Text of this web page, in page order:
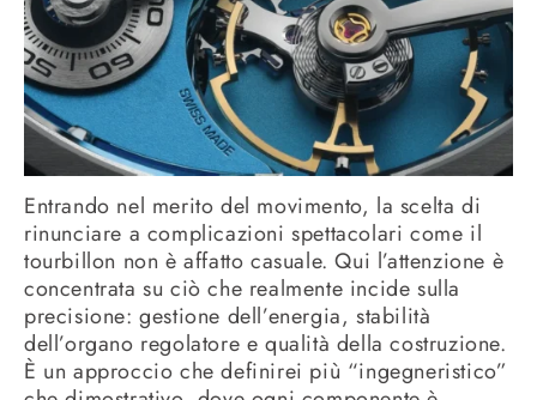
Entrando nel merito del movimento, la scelta di
rinunciare a complicazioni spettacolari come il
tourbillon non è affatto casuale. Qui l’attenzione è
concentrata su ciò che realmente incide sulla
precisione: gestione dell’energia, stabilità
dell’organo regolatore e qualità della costruzione.
È un approccio che definirei più “ingegneristico”